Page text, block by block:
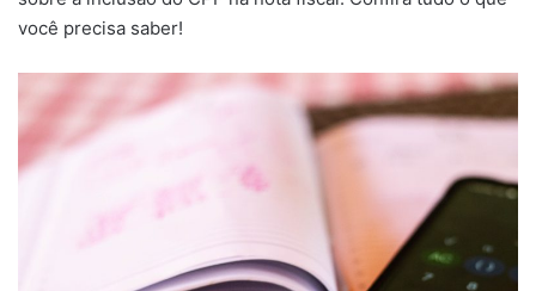
você precisa saber!